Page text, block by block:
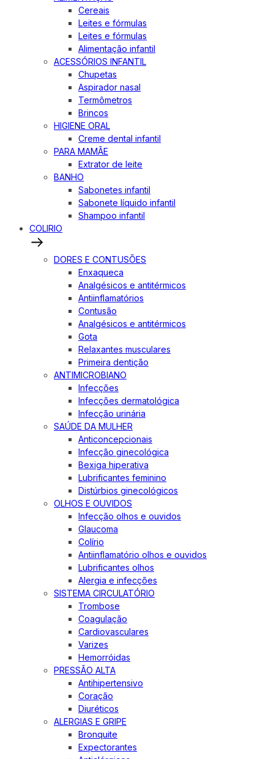
Cereais
Leites e fórmulas
Leites e fórmulas
Alimentação infantil
ACESSÓRIOS INFANTIL
Chupetas
Aspirador nasal
Termômetros
Brincos
HIGIENE ORAL
Creme dental infantil
PARA MAMÃE
Extrator de leite
BANHO
Sabonetes infantil
Sabonete líquido infantil
Shampoo infantil
COLIRIO
DORES E CONTUSÕES
Enxaqueca
Analgésicos e antitérmicos
Antiinflamatórios
Contusão
Analgésicos e antitérmicos
Gota
Relaxantes musculares
Primeira dentição
ANTIMICROBIANO
Infecções
Infecções dermatológica
Infecção urinária
SAÚDE DA MULHER
Anticoncepcionais
Infecção ginecológica
Bexiga hiperativa
Lubrificantes feminino
Distúrbios ginecológicos
OLHOS E OUVIDOS
Infecção olhos e ouvidos
Glaucoma
Colírio
Antiinflamatório olhos e ouvidos
Lubrificantes olhos
Alergia e infecções
SISTEMA CIRCULATÓRIO
Trombose
Coagulação
Cardiovasculares
Varizes
Hemorróidas
PRESSÃO ALTA
Antihipertensivo
Coração
Diuréticos
ALERGIAS E GRIPE
Bronquite
Expectorantes